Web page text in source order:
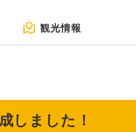
観光情報
しました！